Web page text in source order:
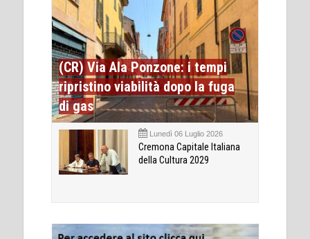
(CR) Via Ala Ponzone: i tempi
ripristino viabilità dopo la fuga
di gas
Lunedì 06 Luglio 2026
Cremona Capitale Italiana
della Cultura 2029